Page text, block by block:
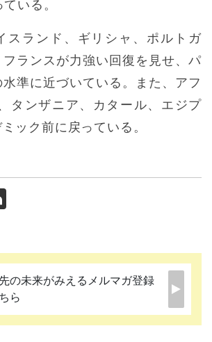
いる。
スランド、ギリシャ、ポルトガ
ランスが力強い回復を見せ、パ
準に近づいている。また、アフ
タンザニア、カタール、エジプ
ック前に戻っている。
の未来がみえるメルマガ登録
ら